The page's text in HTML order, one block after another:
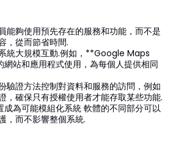
能夠使用預先存在的服務和功能，而不是
，從而節省時間.
統大規模互動.例如，**Google Maps
站和應用程式使用，為每個人提供相同
驗證方法控制對資料和服務的訪問，例如
，確保只有授權使用者才能存取某些功能.
成為可能模組化系統 軟體的不同部分可以
，而不影響整個系統.